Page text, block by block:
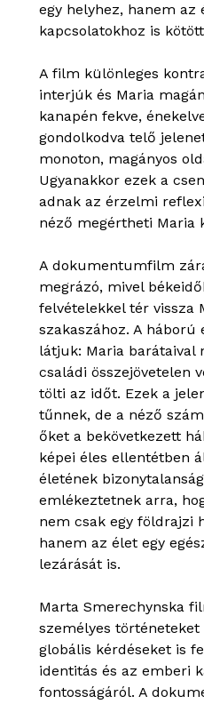
egy helyhez, hanem az
kapcsolatokhoz is
A film különleges
interjúk és Maria
kanapén fekve,
gondolkodva telő
monoton, magányos
Ugyanakkor ezek a
adnak az érzelmi
néző megértheti Maria
A dokumentumfilm
megrázó, mivel
felvételekkel tér vissza
szakaszához. A
látjuk: Maria barátaival
családi összejövetelen
tölti az időt. Ezek a
tűnnek, de a néző
őket a bekövetkezett
képei éles ellentétben
életének
emlékeztetnek arra,
nem csak egy földrajzi
hanem az élet egy
lezárását is.
Marta Smerechynska
személyes
globális kérdéseket is
identitás és az emberi
fontosságáról. A